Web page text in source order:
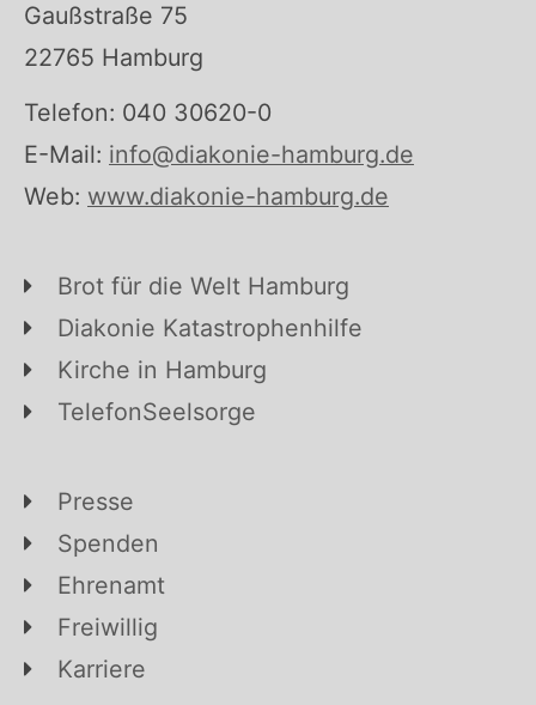
Gaußstraße 75
22765 Hamburg
Telefon: 040 30620-0
E-Mail: info@diakonie-hamburg.de
Web: www.diakonie-hamburg.de
Brot für die Welt Hamburg
Diakonie Katastrophenhilfe
Kirche in Hamburg
TelefonSeelsorge
Presse
Spenden
Ehrenamt
Freiwillig
Karriere